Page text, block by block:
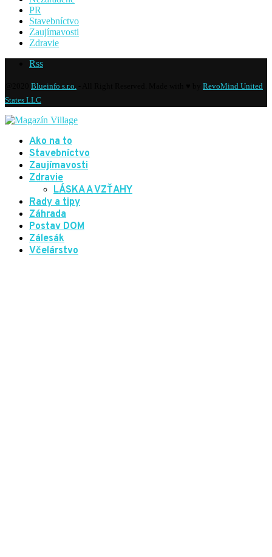
PR
Stavebníctvo
Zaujímavosti
Zdravie
Rss
Blueinfo s.r.o.
RevoMind United
States LLC
Ako na to
Stavebníctvo
Zaujímavosti
Zdravie
LÁSKA A VZŤAHY
Rady a tipy
Záhrada
Postav DOM
Zálesák
Včelárstvo